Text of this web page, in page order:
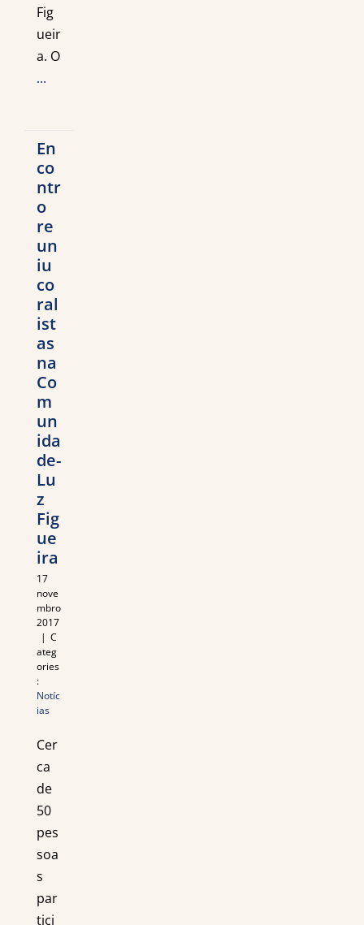
Fig
ueir
a. O
...
En
co
ntr
o
re
un
iu
co
ral
ist
as
na
Co
m
un
ida
de-
Lu
z
Fig
ue
ira
17
nove
mbro
2017
| C
ateg
ories
:
Notíc
ias
Cer
ca
de
50
pes
soa
s
par
tici